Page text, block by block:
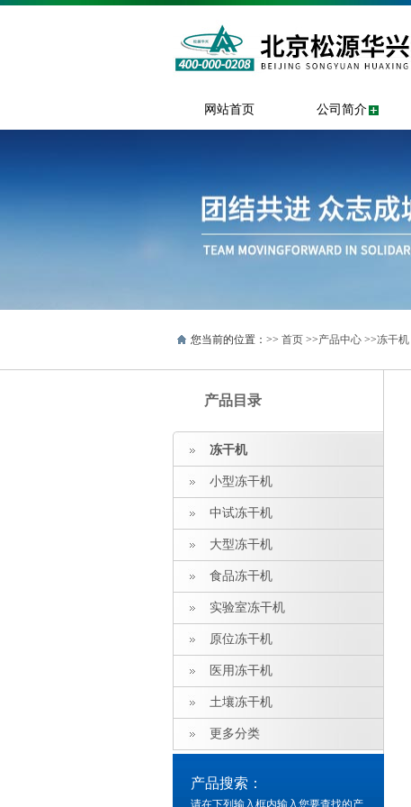
网站首页 公司简介
您当前的位置：>> 首页 >>产品中心 >>冻干机
产品目录
冻干机
小型冻干机
中试冻干机
大型冻干机
食品冻干机
实验室冻干机
原位冻干机
医用冻干机
土壤冻干机
更多分类
产品搜索：
请在下列输入框内输入您要查找的产